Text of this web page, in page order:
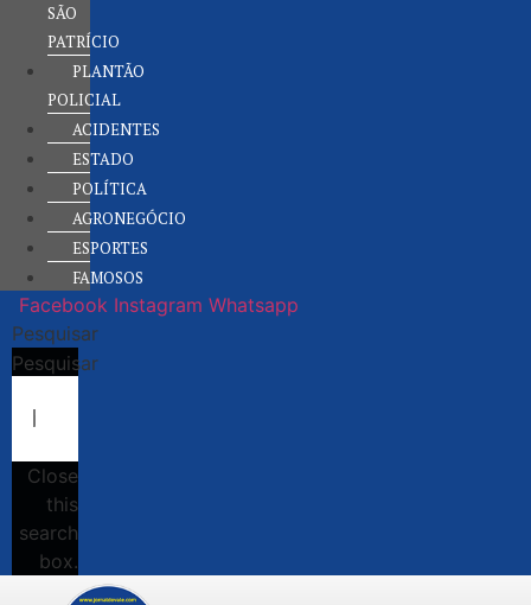
SÃO
PATRÍCIO
PLANTÃO
POLICIAL
ACIDENTES
ESTADO
POLÍTICA
AGRONEGÓCIO
ESPORTES
FAMOSOS
Facebook Instagram Whatsapp
Pesquisar
Pesquisar
Close
this
search
box.